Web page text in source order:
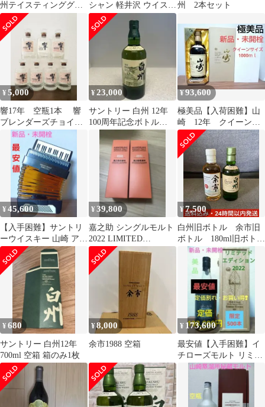
州テイスティンググラ
ス（箱付き）セット
他
シャン 軽井沢 ウイスキ
ー
州 2本セット
¥5,000
響17年 空瓶1本 響
ブレンダーズチョイ
ス 空瓶6本
¥23,000
サントリー 白州 12年
100周年記念ボトル
¥93,600
極美品【入荷困難】山
崎 12年 クイーンサ
イズ 1000ml
¥45,600
【入手困難】サントリ
ーウイスキー 山崎 アコ
ーディオン型
¥39,800
嘉之助 シングルモルト
2022 LIMITED
EDITION 2本セット
¥7,500
白州旧ボトル 余市旧
ボトル 180ml旧ボト
ル 2本セット 未開封
¥680
サントリー 白州12年
700ml 空箱 箱のみ1枚
¥8,000
余市1988 空箱
¥ 173,600
最安値【入手困難】イ
チローズモルト リミテ
ッドエディション